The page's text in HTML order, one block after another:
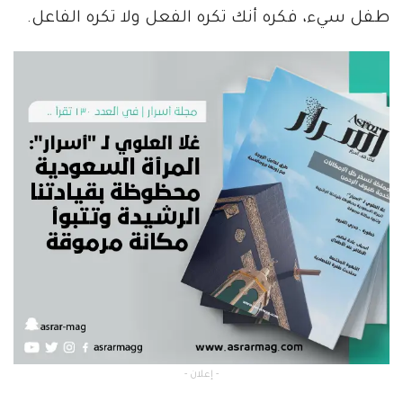
طفل سيء، فكره أنك تكره الفعل ولا تكره الفاعل.
- إعلان -